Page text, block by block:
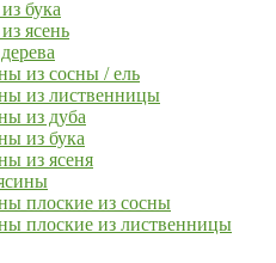
бука
ясень
из сосны / ель
из лиственницы
из дуба
из бука
из ясеня
плоские из сосны
плоские из лиственницы